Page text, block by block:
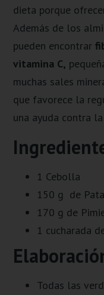
dieta porque
Además de los
pueden encontrar
vitamina C,
muchas sales
que favorece la
una ayuda contra la
1 Cebolla
150 g de
170 g de
1 cucharada
Todas las